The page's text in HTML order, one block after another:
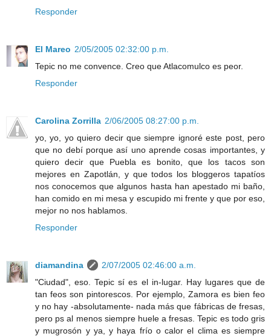
Responder
El Mareo 2/05/2005 02:32:00 p.m.
Tepic no me convence. Creo que Atlacomulco es peor.
Responder
Carolina Zorrilla 2/06/2005 08:27:00 p.m.
yo, yo, yo quiero decir que siempre ignoré este post, pero
que no debí porque así uno aprende cosas importantes, y
quiero decir que Puebla es bonito, que los tacos son
mejores en Zapotlán, y que todos los bloggeros tapatíos
nos conocemos que algunos hasta han apestado mi baño,
han comido en mi mesa y escupido mi frente y que por eso,
mejor no nos hablamos.
Responder
diamandina
2/07/2005 02:46:00 a.m.
"Ciudad", eso. Tepic sí es el in-lugar. Hay lugares que de
tan feos son pintorescos. Por ejemplo, Zamora es bien feo
y no hay -absolutamente- nada más que fábricas de fresas,
pero ps al menos siempre huele a fresas. Tepic es todo gris
y mugrosón y ya, y haya frío o calor el clima es siempre